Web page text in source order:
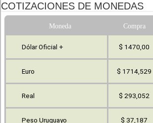
COTIZACIONES DE MONEDAS
Moneda Compra
Dólar Oficial + $ 1470,00
Euro $ 1714,529
Real $ 293,052
Peso Uruguayo $ 37,187